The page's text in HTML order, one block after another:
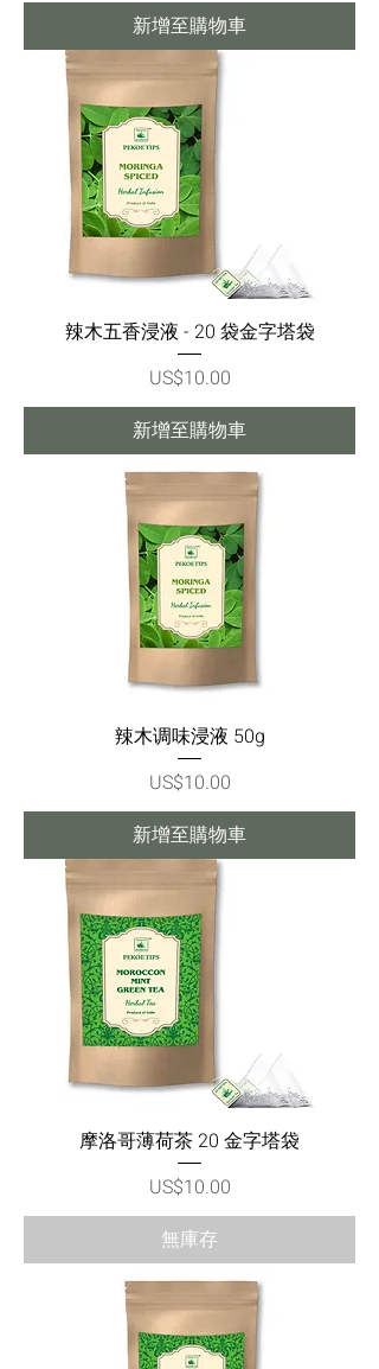
新增至購物車
辣木五香浸液 - 20 袋金字塔袋
價格
US$10.00
新增至購物車
辣木调味浸液 50g
價格
US$10.00
新增至購物車
摩洛哥薄荷茶 20 金字塔袋
價格
US$10.00
無庫存